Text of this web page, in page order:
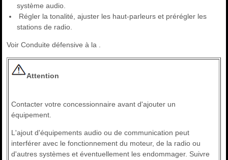
système audio.
Régler la tonalité, ajuster les haut-parleurs et prérégler les
stations de radio.
Voir Conduite défensive à la .
Attention
Contacter votre concessionnaire avant d'ajouter un
équipement.
L'ajout d'équipements audio ou de communication peut
interférer avec le fonctionnement du moteur, de la radio ou
d'autres systèmes et éventuellement les endommager. Suivre